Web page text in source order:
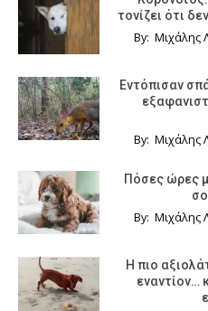
τονίζει ότι
By: Μιχάλης
Εντόπισαν
By: Μιχάλης
Πόσες ώρες
By: Μιχάλης
Η πιο
εναντίον…